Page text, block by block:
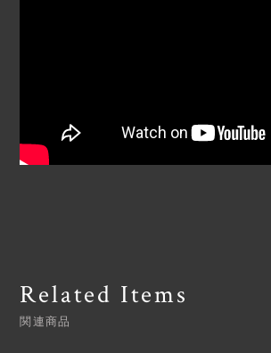
Related Items
関連商品